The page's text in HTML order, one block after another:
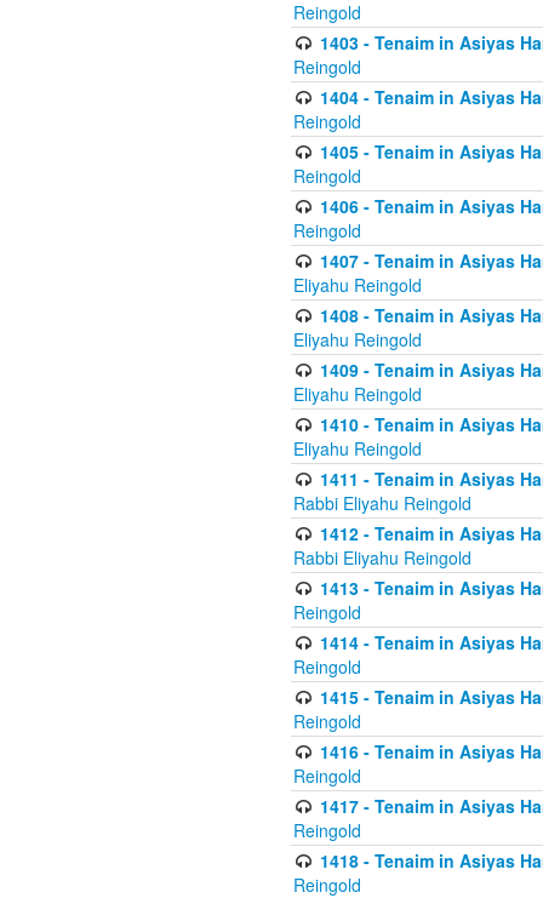
Reingold
1403 - Tenaim in Asiyas
Reingold
1404 - Tenaim in Asiyas
Reingold
1405 - Tenaim in Asiyas
Reingold
1406 - Tenaim in Asiyas
Reingold
1407 - Tenaim in Asiyas
Eliyahu Reingold
1408 - Tenaim in Asiyas
Eliyahu Reingold
1409 - Tenaim in Asiyas
Eliyahu Reingold
1410 - Tenaim in Asiyas
Eliyahu Reingold
1411 - Tenaim in Asiyas
Rabbi Eliyahu Reingold
1412 - Tenaim in Asiyas
Rabbi Eliyahu Reingold
1413 - Tenaim in Asiyas
Reingold
1414 - Tenaim in Asiyas
Reingold
1415 - Tenaim in Asiyas
Reingold
1416 - Tenaim in Asiyas
Reingold
1417 - Tenaim in Asiyas
Reingold
1418 - Tenaim in Asiyas
Reingold